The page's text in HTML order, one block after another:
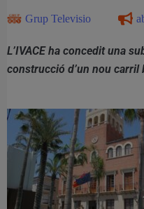
Grup Televisio
L’IVACE ha concedit una
construcció d’un nou carril